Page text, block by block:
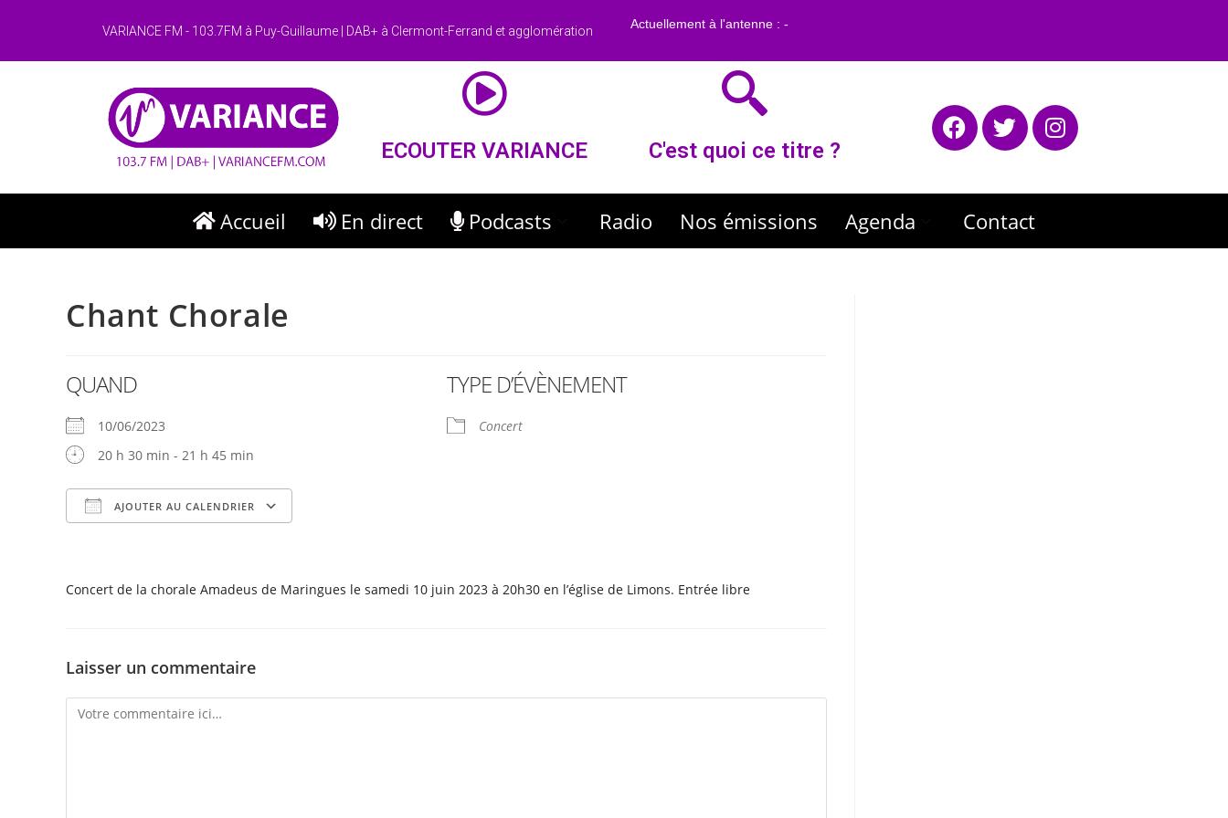
VARIANCE FM - 103.7FM à Puy-Guillaume | DAB+ à Clermont-Ferrand et agglomération
ECOUTER VARIANCE C'est quoi ce titre ?
Accueil En direct Podcasts Radio Nos émissions Agenda Contact
Chant Chorale
QUAND
10/06/2023
20 h 30 min - 21 h 45 min
AJOUTER AU CALENDRIER
TYPE D’ÉVÈNEMENT
Concert
Concert de la chorale Amadeus de Maringues le samedi 10 juin 2023 à 20h30 en l’église de Limons. Entrée libre
Laisser un commentaire